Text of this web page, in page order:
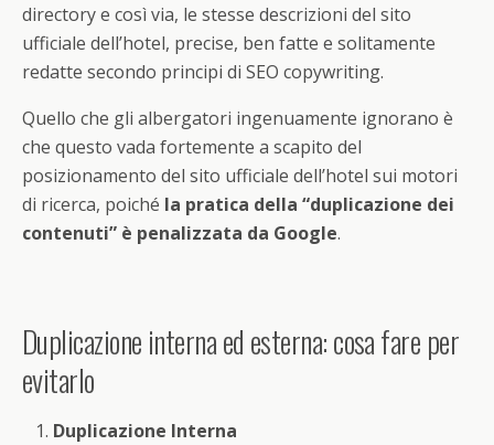
directory e così via, le stesse descrizioni del sito
ufficiale dell’hotel, precise, ben fatte e solitamente
redatte secondo principi di SEO copywriting.
Quello che gli albergatori ingenuamente ignorano è
che questo vada fortemente a scapito del
posizionamento del sito ufficiale dell’hotel sui motori
di ricerca, poiché la pratica della “duplicazione dei
contenuti” è penalizzata da Google.
Duplicazione interna ed esterna: cosa fare per
evitarlo
Duplicazione Interna